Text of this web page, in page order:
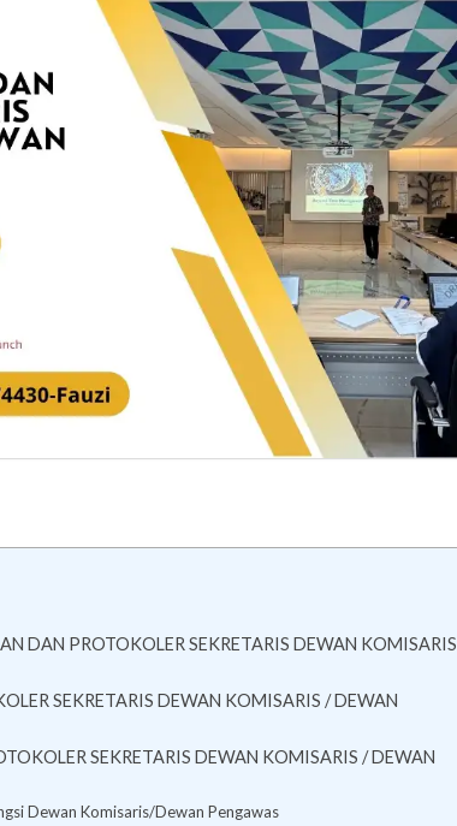
DAN PROTOKOLER SEKRETARIS DEWAN KOMISARIS
SEKRETARIS DEWAN KOMISARIS / DEWAN
SEKRETARIS DEWAN KOMISARIS / DEWAN
Dewan Komisaris/Dewan Pengawas